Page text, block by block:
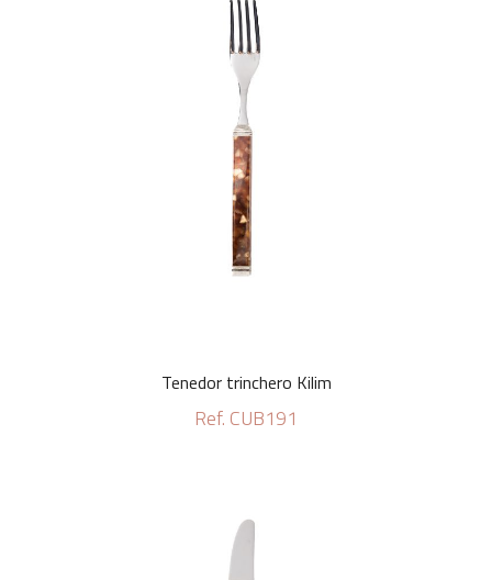
Tenedor trinchero Kilim
Ref. CUB191